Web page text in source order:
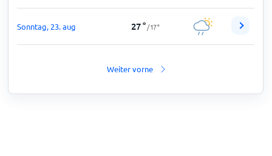
Sonntag, 23. aug 27° /17°
Weiter vorne